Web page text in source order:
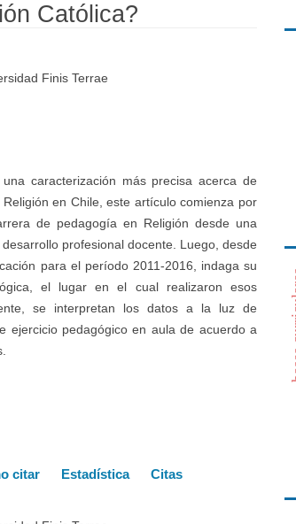
Católica?
Finis Terrae
caracterización más precisa acerca de
en Chile, este artículo comienza por
de pedagogía en Religión desde una
profesional docente. Luego, desde
para el período 2011-2016, indaga su
el lugar en el cual realizaron esos
se interpretan los datos a la luz de
ejercicio pedagógico en aula de acuerdo a
citar Estadística Citas